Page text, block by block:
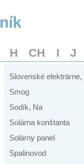
H CH I J
Slovenské elektrárne,
Smog
Sodík, Na
Solárna konštanta
Solárny panel
Spalinovod